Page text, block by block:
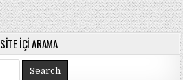
SITE İÇI ARAMA